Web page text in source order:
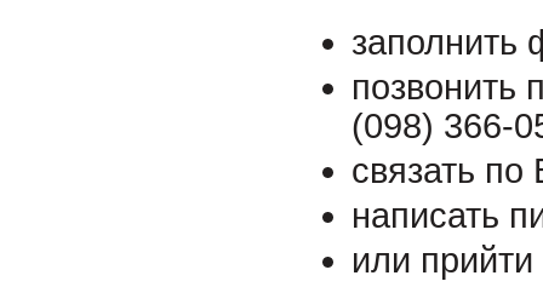
заполнить
позвонить
(098) 366-
связать
написать
или